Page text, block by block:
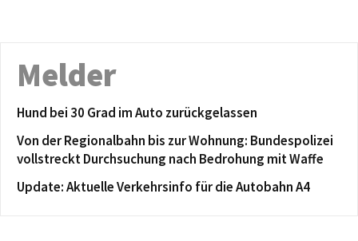
Melder
Hund bei 30 Grad im Auto zurückgelassen
Von der Regionalbahn bis zur Wohnung: Bundespolizei
vollstreckt Durchsuchung nach Bedrohung mit Waffe
Update: Aktuelle Verkehrsinfo für die Autobahn A4